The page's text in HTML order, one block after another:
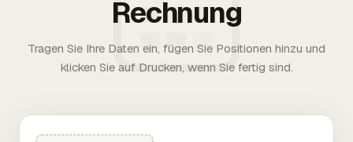
Rechnung
Tragen Sie Ihre Daten ein, fügen Sie Positionen hinzu und
klicken Sie auf Drucken, wenn Sie fertig sind.